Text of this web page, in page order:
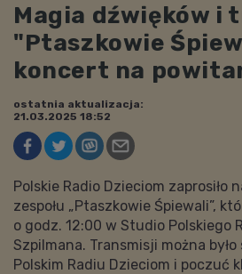
Magia dźwięków i
"Ptaszkowie
koncert na
ostatnia aktualizacja:
21.03.2025 18:52
Polskie Radio Dzieciom zaprosiło
zespołu „Ptaszkowie Śpiewali”,
o godz. 12:00 w Studio Polskiego
Szpilmana. Transmisji można
Polskim Radiu Dzieciom i poczuć